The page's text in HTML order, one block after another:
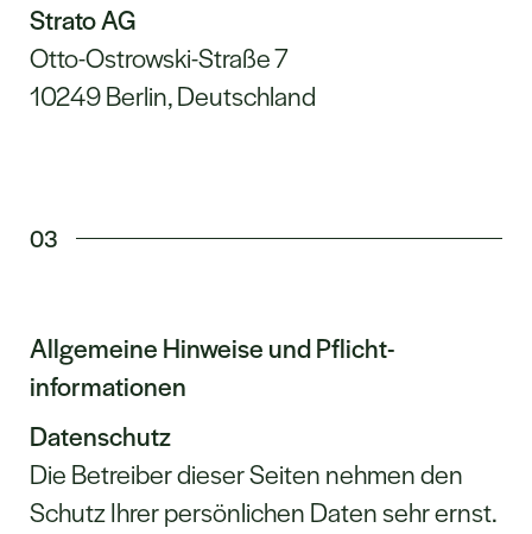
Strato AG
Otto-Ostrowski-Straße 7
10249 Berlin, Deutschland
03
Allgemeine Hinweise und Pflicht­
informationen
Datenschutz
Die Betreiber dieser Seiten nehmen den
Schutz Ihrer persönlichen Daten sehr ernst.